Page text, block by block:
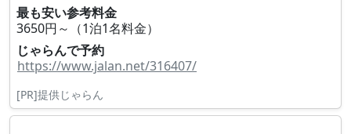
最も安い参考料金
3650円～（1泊1名料金）
じゃらんで予約
https://www.jalan.net/316407/
[PR]提供じゃらん